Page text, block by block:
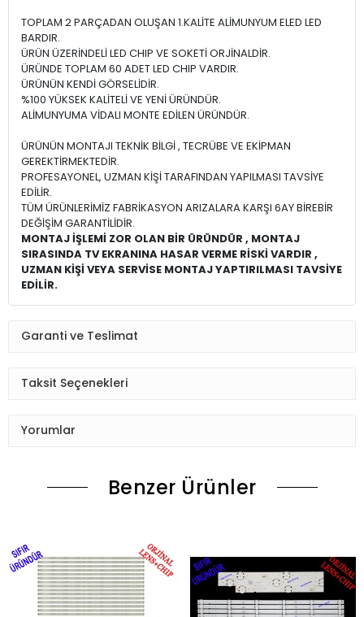
TOPLAM 2 PARÇADAN OLUŞAN 1.KALİTE ALİMUNYUM ELED LED
BARDIR.
ÜRÜN ÜZERİNDELİ LED CHIP VE SOKETİ ORJİNALDİR.
ÜRÜNDE TOPLAM 60 ADET LED CHIP VARDIR.
ÜRÜNÜN KENDİ GÖRSELİDİR.
%100 YÜKSEK KALİTELİ VE YENİ ÜRÜNDÜR.
ALİMUNYUMA VİDALI MONTE EDİLEN ÜRÜNDÜR.
ÜRÜNÜN MONTAJI TEKNİK BİLGİ , TECRÜBE VE EKİPMAN
GEREKTİRMEKTEDİR.
PROFESAYONEL, UZMAN KİŞİ TARAFINDAN YAPILMASI TAVSİYE
EDİLİR.
TÜM ÜRÜNLERİMİZ FABRİKASYON ARIZALARA KARŞI 6AY BİREBİR
DEĞİŞİM GARANTİLİDİR.
MONTAJ İŞLEMİ ZOR OLAN BİR ÜRÜNDÜR , MONTAJ
SIRASINDA TV EKRANINA HASAR VERME RİSKİ VARDIR ,
UZMAN KİŞİ VEYA SERVİSE MONTAJ YAPTIRILMASI TAVSİYE
EDİLİR.
Garanti ve Teslimat
Taksit Seçenekleri
Yorumlar
Benzer Ürünler